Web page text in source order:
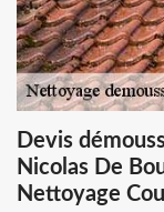
Devis
Nicolas De
Nettoyage